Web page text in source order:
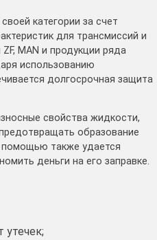
категории за счет
для трансмиссий и
MAN и продукции ряда
использованию
долгосрочная защита
свойства жидкости,
образование
помощью также удается
деньги на его заправке.
утечек;